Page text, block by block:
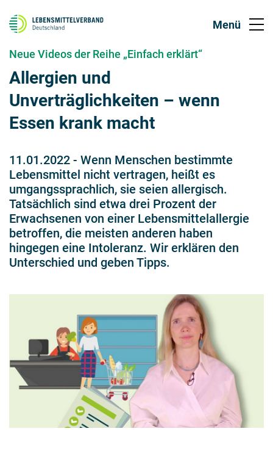
Neue Videos der Reihe „Einfach erklärt“
Allergien und
Unverträglichkeiten – wenn
Essen krank macht
11.01.2022 - Wenn Menschen bestimmte
Lebensmittel nicht vertragen, heißt es
umgangssprachlich, sie seien allergisch.
Tatsächlich sind etwa drei Prozent der
Erwachsenen von einer Lebensmittelallergie
betroffen, die meisten anderen haben
hingegen eine Intoleranz. Wir erklären den
Unterschied und geben Tipps.